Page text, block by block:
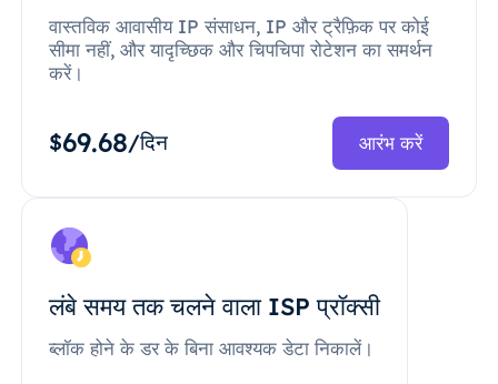
वास्तविक आवासीय IP संसाधन, IP और ट्रैफ़िक पर कोई
सीमा नहीं, और यादृच्छिक और चिपचिपा रोटेशन का समर्थन
करें।
$69.68/दिन आरंभ करें
लंबे समय तक चलने वाला ISP प्रॉक्सी
ब्लॉक होने के डर के बिना आवश्यक डेटा निकालें।